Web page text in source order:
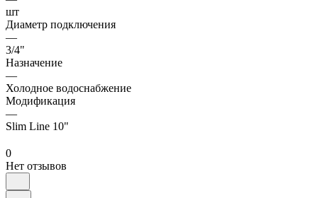
шт
Диаметр подключения
—
3/4"
Назначение
—
Холодное водоснабжение
Модификация
—
Slim Line 10"
0
Нет отзывов